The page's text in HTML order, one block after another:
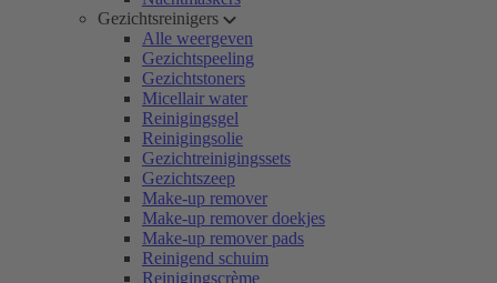
Gezichtsreinigers
Alle weergeven
Gezichtspeeling
Gezichtstoners
Micellair water
Reinigingsgel
Reinigingsolie
Gezichtreinigingssets
Gezichtszeep
Make-up remover
Make-up remover doekjes
Make-up remover pads
Reinigend schuim
Reinigingscrème